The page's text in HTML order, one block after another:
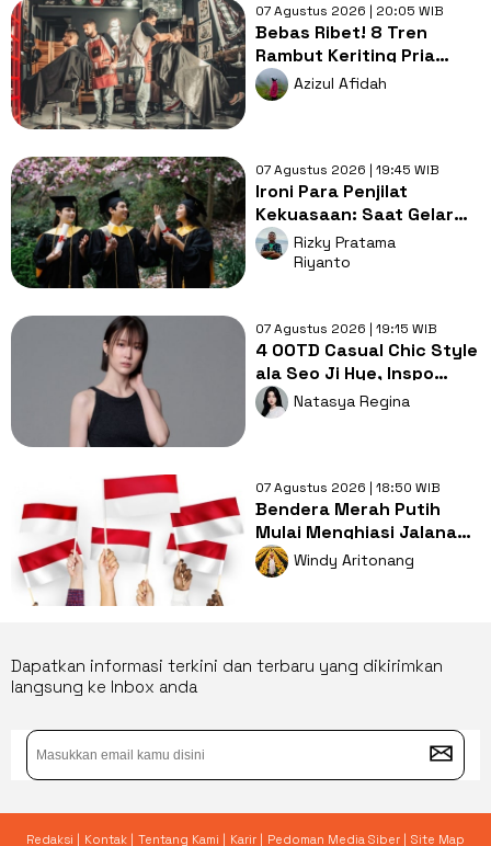
07 Agustus 2026 | 20:05 WIB
Bebas Ribet! 8 Tren
Rambut Keriting Pria
untuk Wajah Kotak yang
Gampang Ditata
Azizul Afidah
07 Agustus 2026 | 19:45 WIB
Ironi Para Penjilat
Kekuasaan: Saat Gelar
Akademis Kalah oleh
Mental ABS
Rizky Pratama
Riyanto
07 Agustus 2026 | 19:15 WIB
4 OOTD Casual Chic Style
ala Seo Ji Hye, Inspo
Gaya Ngampus Sampai
Ngantor!
Natasya Regina
07 Agustus 2026 | 18:50 WIB
Bendera Merah Putih
Mulai Menghiasi Jalanan,
Mengapa Tradisi ini
Penting?
Windy Aritonang
Dapatkan informasi terkini dan terbaru yang dikirimkan
langsung ke Inbox anda
Redaksi | Kontak | Tentang Kami | Karir | Pedoman Media Siber | Site Map